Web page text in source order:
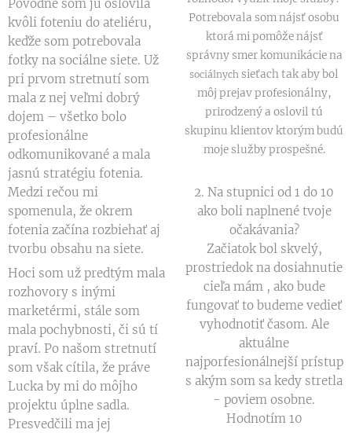
Pôvodne som ju oslovila
kvôli foteniu do ateliéru,
keďže som potrebovala
fotky na sociálne siete. Už
pri prvom stretnutí som
mala z nej veľmi dobrý
dojem – všetko bolo
profesionálne
odkomunikované a mala
jasnú stratégiu fotenia.
Medzi rečou mi
spomenula, že okrem
fotenia začína rozbiehať aj
tvorbu obsahu na siete.
Hoci som už predtým mala
rozhovory s inými
marketérmi, stále som
mala pochybnosti, či sú tí
praví. Po našom stretnutí
som však cítila, že práve
Lucka by mi do môjho
projektu úplne sadla.
Presvedčili ma jej
Potrebovala som nájsť osobu
ktorá mi pomôže nájsť
správny smer komunikácie na
sociálnych sieťach tak aby bol
môj prejav profesionálny,
prirodzený a oslovil tú
skupinu klientov ktorým budú
moje služby prospešné.
2. Na stupnici od 1 do 10
ako boli naplnené tvoje
očakávania?
Začiatok bol skvelý,
prostriedok na dosiahnutie
cieľa mám , ako bude
fungovať to budeme vedieť
vyhodnotiť časom. Ale
aktuálne
najporfesionálnejší prístup
s akým som sa kedy stretla
- poviem osobne.
Hodnotím 10